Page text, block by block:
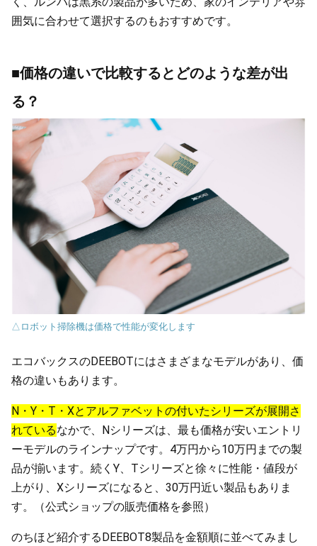
囲気に合わせて選択するのもおすすめです。
■価格の違いで比較するとどのような差が出
る？
△ロボット掃除機は価格で性能が変化します
エコバックスのDEEBOTにはさまざまなモデルがあり、価
格の違いもあります。
N・Y・T・Xとアルファベットの付いたシリーズが展開さ
れているなかで、Nシリーズは、最も価格が安いエントリ
ーモデルのラインナップです。4万円から10万円までの製
品が揃います。続くY、Tシリーズと徐々に性能・値段が
上がり、Xシリーズになると、30万円近い製品もありま
す。（公式ショップの販売価格を参照）
のちほど紹介するDEEBOT8製品を金額順に並べてみまし